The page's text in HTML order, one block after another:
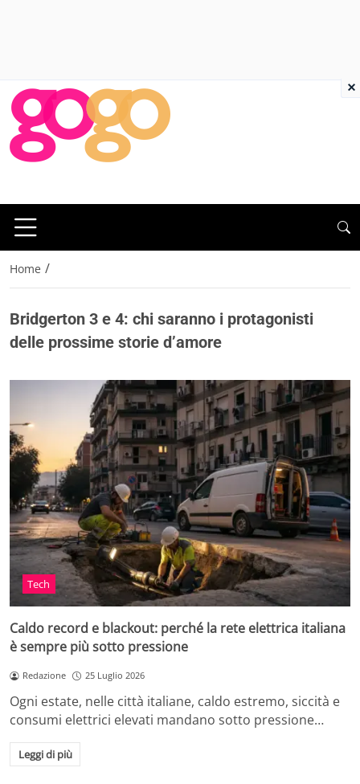
Home /
Bridgerton 3 e 4: chi saranno i protagonisti
delle prossime storie d’amore
Tech
Caldo record e blackout: perché la rete elettrica italiana
è sempre più sotto pressione
Redazione 25 Luglio 2026
Ogni estate, nelle città italiane, caldo estremo, siccità e
consumi elettrici elevati mandano sotto pressione…
Leggi di più
×